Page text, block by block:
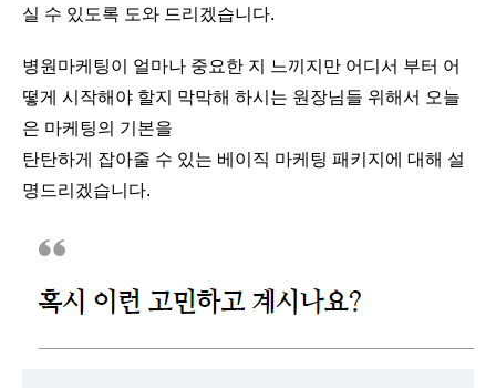
실 수 있도록 도와 드리겠습니다.
병원마케팅이 얼마나 중요한 지 느끼지만 어디서 부터 어
떻게 시작해야 할지 막막해 하시는 원장님들 위해서 오늘
은 마케팅의 기본을
탄탄하게 잡아줄 수 있는 베이직 마케팅 패키지에 대해 설
명드리겠습니다.